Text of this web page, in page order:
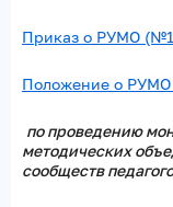
Приказ о РУМО
Положение о РУМО
по проведению
методических
сообществ